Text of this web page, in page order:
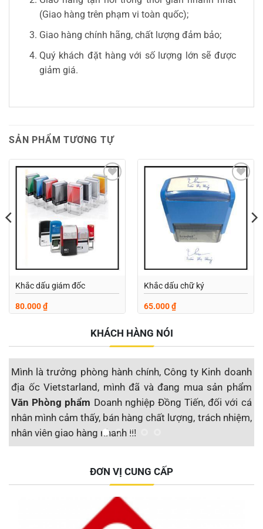
(Giao hàng trên phạm vi toàn quốc);
Giao hàng chính hãng, chất lượng đảm bảo;
Quý khách đặt hàng với số lượng lớn sẽ được
giảm giá.
SẢN PHẨM TƯƠNG TỰ
Add to
wishlist
Khắc dấu giám đốc
80.000₫
Add to
wishlist
Khắc dấu chữ ký
65.000₫
KHÁCH HÀNG NÓI
Mình là trưởng phòng hành chính, Công ty Kinh doanh
địa ốc Vietstarland, mình đã và đang mua sản phẩm
Văn Phòng phẩm Doanh nghiệp Đồng Tiến, đối với cá
nhân mình cảm thấy, bán hàng chất lượng, trách nhiệm,
nhân viên giao hàng nhanh !!!
ĐƠN VỊ CUNG CẤP